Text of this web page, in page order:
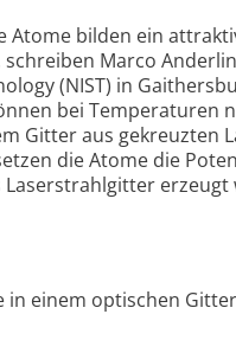
Atome bilden ein
Marco
(NIST) in
bei Temperaturen
Gitter aus gekreuzten
die Atome die
erzeugt
einem optischen